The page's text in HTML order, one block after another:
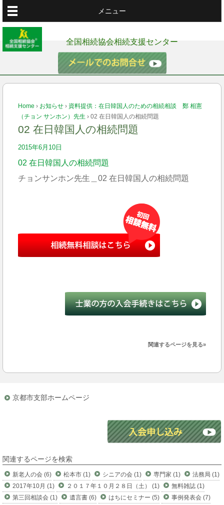
メニュー
全国相続協会相続支援センター
Home › お知らせ › 資料提供：在日韓国人のための相続相談 鄭 相憲
（チョン サンホン）先生 › 02 在日韓国人の相続問題
02 在日韓国人の相続問題
2015年6月10日
02 在日韓国人の相続問題
チョンサンホン先生＿02 在日韓国人の相続問題
関連するページを見る»
京都市支部ホームページ
関連するページを検索
新老人の会 (6) 松本市 (1) シニアの会 (1) 専門家 (1)
法務局 (1)
2017年10月 (1)
２０１７年１０月２８日（土） (1)
無料雑誌 (1)
第三回相談会 (1)
遺言書 (6) はちにセミナー (5)
事例発表会 (7)